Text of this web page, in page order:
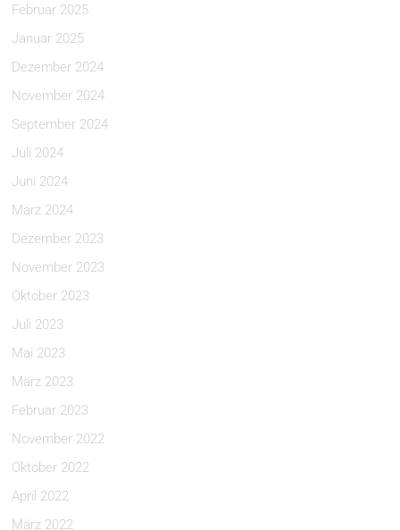
Februar 2025
Januar 2025
Dezember 2024
November 2024
September 2024
Juli 2024
Juni 2024
März 2024
Dezember 2023
November 2023
Oktober 2023
Juli 2023
Mai 2023
März 2023
Februar 2023
November 2022
Oktober 2022
April 2022
März 2022